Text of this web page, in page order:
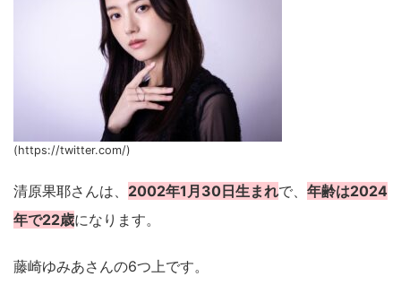
(https://twitter.com/)
清原果耶さんは、 2002年1月30日生まれで、 年齢は2024
年で22歳になります。
藤崎ゆみあさんの6つ上です。